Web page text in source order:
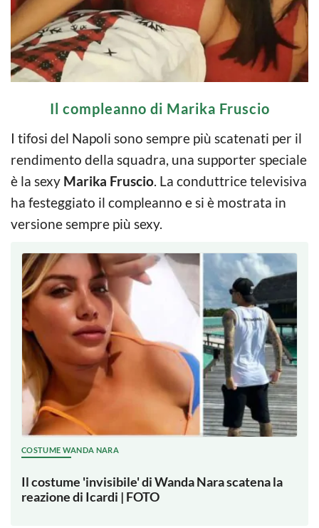
Il compleanno di Marika Fruscio
I tifosi del Napoli sono sempre più scatenati per il
rendimento della squadra, una supporter speciale
è la sexy Marika Fruscio. La conduttrice televisiva
ha festeggiato il compleanno e si è mostrata in
versione sempre più sexy.
COSTUME WANDA NARA
Il costume 'invisibile' di Wanda Nara scatena la
reazione di Icardi | FOTO